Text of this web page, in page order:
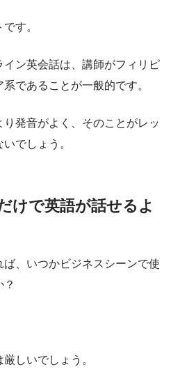
す。
イン英会話は、講師がフィリピ
であることが一般的です。
発音がよく、そのことがレッ
でしょう。
けで英語が話せるよ
、いつかビジネスシーンで使
厳しいでしょう。